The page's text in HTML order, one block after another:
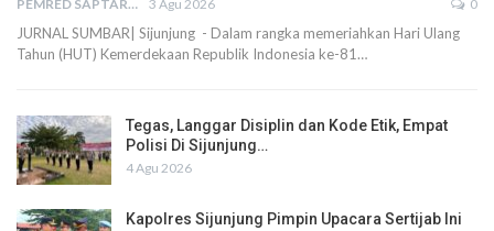
PEMRED SAPTARIUS 3 Agu 2026 0
JURNAL SUMBAR| Sijunjung - Dalam rangka memeriahkan Hari Ulang
Tahun (HUT) Kemerdekaan Republik Indonesia ke-81…
Tegas, Langgar Disiplin dan Kode Etik, Empat
Polisi Di Sijunjung…
4 Agu 2026
Kapolres Sijunjung Pimpin Upacara Sertijab Ini